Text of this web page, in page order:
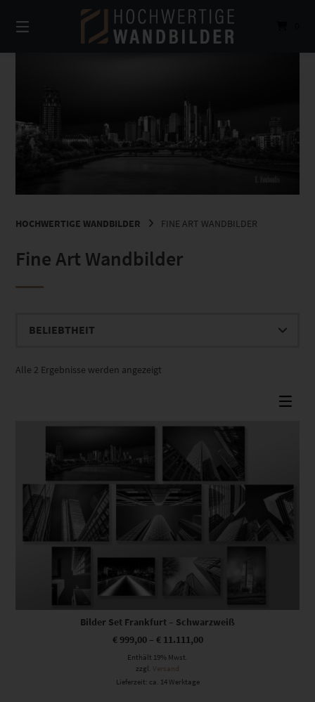
zum
Inhalt
HOCHWERTIGE WANDBILDER FINE ART WANDBILDER
Fine Art Wandbilder
Alle 2 Ergebnisse werden angezeigt
Bilder Set Frankfurt – Schwarzweiß
€999,00– €11.111,00
Enthält 19% Mwst.
zzgl. Versand
Lieferzeit: ca. 14 Werktage